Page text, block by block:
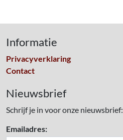
Informatie
Privacyverklaring
Contact
Nieuwsbrief
Schrijf je in voor onze nieuwsbrief:
Emailadres: